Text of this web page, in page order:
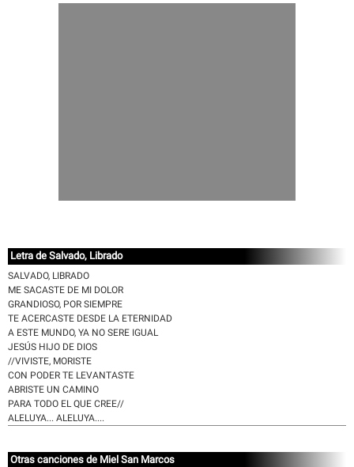
Letra de Salvado, Librado
SALVADO, LIBRADO
ME SACASTE DE MI DOLOR
GRANDIOSO, POR SIEMPRE
TE ACERCASTE DESDE LA ETERNIDAD
A ESTE MUNDO, YA NO SERE IGUAL
JESÚS HIJO DE DIOS
//VIVISTE, MORISTE
CON PODER TE LEVANTASTE
ABRISTE UN CAMINO
PARA TODO EL QUE CREE//
ALELUYA... ALELUYA....
Otras canciones de Miel San Marcos